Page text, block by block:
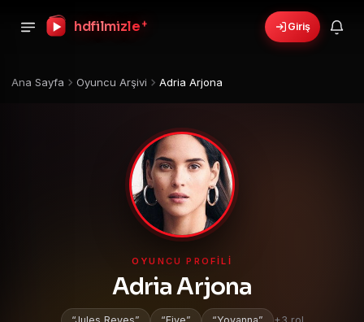
hdfilmizle + Giriş
Ana Sayfa Oyuncu Arşivi Adria Arjona
OYUNCU PROFILI
Adria Arjona